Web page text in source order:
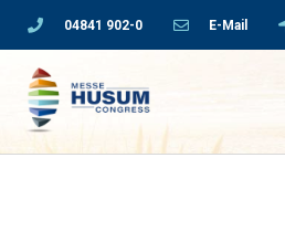
04841 902-0 E-Mail